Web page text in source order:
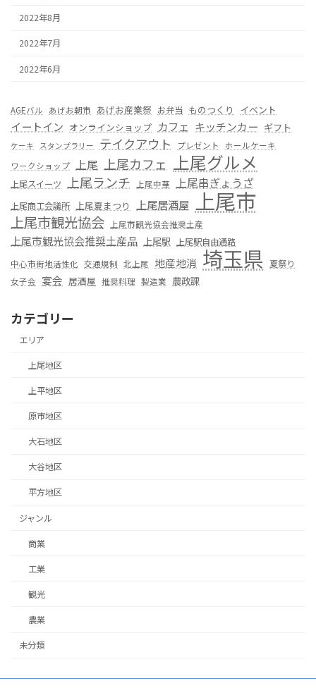
2022年8月
2022年7月
2022年6月
AGEバル あげお朝市 あげお産業祭 お弁当 ものつくり イベント
イートイン オンラインショップ カフェ キッチンカー ギフト
ケーキ スタンプラリー テイクアウト プレゼント
ホールケーキ
ワークショップ 上尾 上尾カフェ 上尾グルメ
上尾スイーツ 上尾ランチ 上尾中華 上尾串ぎょうざ
上尾商工会議所 上尾夏まつり 上尾居酒屋 上尾市
上尾市観光協会 上尾市観光協会推奨土産
上尾市観光協会推奨土産品 上尾駅 上尾駅自由通路
中心市街地活性化 交通規制 北上尾 地産地消 埼玉県 夏祭り
女子会 宴会 居酒屋 推奨料理 製造業 農政課
カテゴリー
エリア
上尾地区
上平地区
原市地区
大石地区
大谷地区
平方地区
ジャンル
商業
工業
観光
農業
未分類